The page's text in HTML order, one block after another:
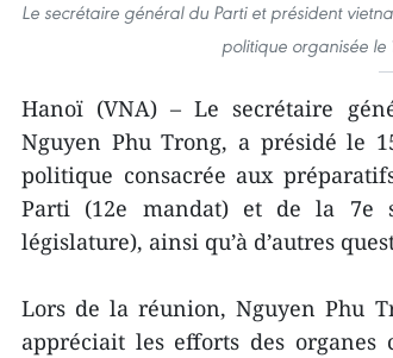
Le secrétaire général du Parti et président
politique organisée le
Hanoï (VNA) – Le secrétaire
Nguyen Phu Trong, a présidé le
politique consacrée aux
Parti (12e mandat) et de la 7e
législature), ainsi qu’à d’autres
Lors de la réunion, Nguyen Phu
appréciait les efforts des organes